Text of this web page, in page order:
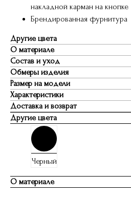
накладной карман на кнопке
Брендированная фурнитура
Другие цвета
О материале
Состав и уход
Обмеры изделия
Размер на модели
Характеристики
Доставка и возврат
Другие цвета
Черный
О материале